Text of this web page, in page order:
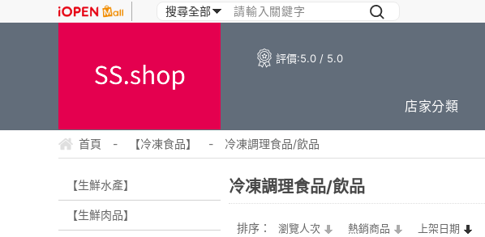
評價:5.0 / 5.0
店家分類
首頁 - 【冷凍食品】 - 冷凍調理食品/飲品
【生鮮水產】
【生鮮肉品】
冷凍調理食品/飲品
排序： 瀏覽人次 熱銷商品 上架日期